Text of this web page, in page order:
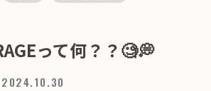
って何？？🧐💭
2024.10.30